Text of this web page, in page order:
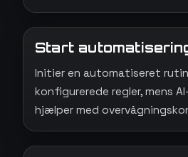
Start
Initier en automatiseret
konfigurerede regler, mens
hjælper med